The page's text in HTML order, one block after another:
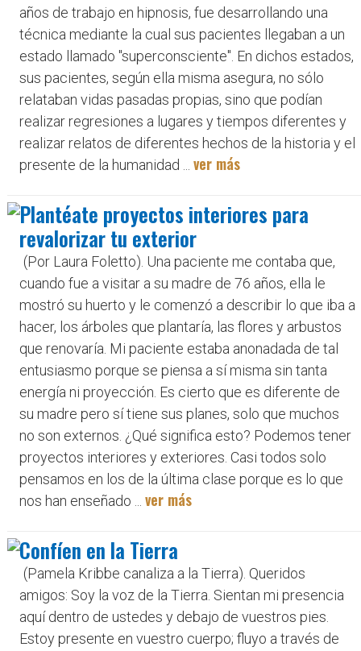
años de trabajo en hipnosis, fue desarrollando una
técnica mediante la cual sus pacientes llegaban a un
estado llamado "superconsciente". En dichos estados,
sus pacientes, según ella misma asegura, no sólo
relataban vidas pasadas propias, sino que podían
realizar regresiones a lugares y tiempos diferentes y
realizar relatos de diferentes hechos de la historia y el
presente de la humanidad ... ver más
Plantéate proyectos interiores para
revalorizar tu exterior
(Por Laura Foletto). Una paciente me contaba que,
cuando fue a visitar a su madre de 76 años, ella le
mostró su huerto y le comenzó a describir lo que iba a
hacer, los árboles que plantaría, las flores y arbustos
que renovaría. Mi paciente estaba anonadada de tal
entusiasmo porque se piensa a sí misma sin tanta
energía ni proyección. Es cierto que es diferente de
su madre pero sí tiene sus planes, solo que muchos
no son externos. ¿Qué significa esto? Podemos tener
proyectos interiores y exteriores. Casi todos solo
pensamos en los de la última clase porque es lo que
nos han enseñado ... ver más
Confíen en la Tierra
(Pamela Kribbe canaliza a la Tierra). Queridos
amigos: Soy la voz de la Tierra. Sientan mi presencia
aquí dentro de ustedes y debajo de vuestros pies.
Estoy presente en vuestro cuerpo; fluyo a través de